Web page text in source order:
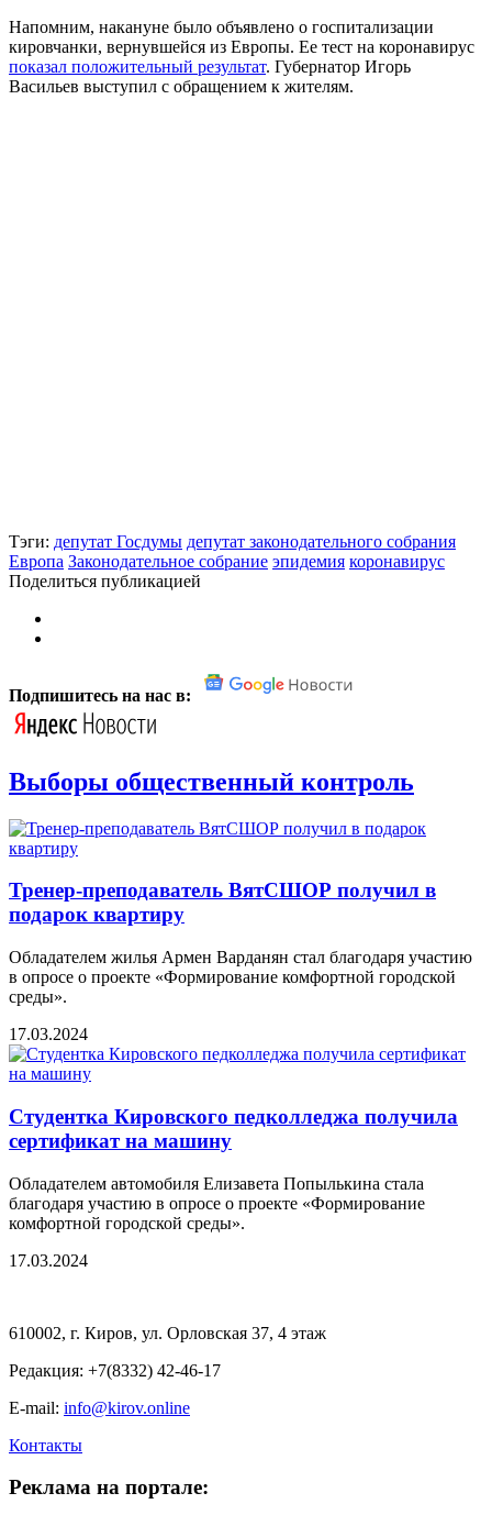
Напомним, накануне было объявлено о госпитализации
кировчанки, вернувшейся из Европы. Ее тест на коронавирус
показал положительный результат. Губернатор Игорь
Васильев выступил с обращением к жителям.
Тэги: депутат Госдумы депутат законодательного собрания
Европа Законодательное собрание эпидемия коронавирус
Поделиться публикацией
Подпишитесь на нас в:
Выборы общественный контроль
Тренер-преподаватель ВятСШОР получил в
подарок квартиру
Обладателем жилья Армен Варданян стал благодаря участию
в опросе о проекте «Формирование комфортной городской
среды».
17.03.2024
Студентка Кировского педколледжа получила
сертификат на машину
Обладателем автомобиля Елизавета Попылькина стала
благодаря участию в опросе о проекте «Формирование
комфортной городской среды».
17.03.2024
610002, г. Киров, ул. Орловская 37, 4 этаж
Редакция: +7(8332) 42-46-17
E-mail: info@kirov.online
Контакты
Реклама на портале: